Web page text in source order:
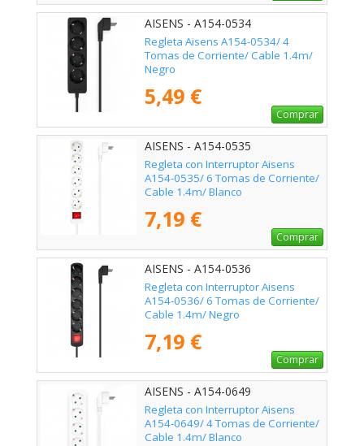
AISENS - A154-0534
Regleta Aisens A154-0534/ 4
Tomas de Corriente/ Cable 1.4m/
Negro
5,49 €
Comprar
AISENS - A154-0535
Regleta con Interruptor Aisens
A154-0535/ 6 Tomas de Corriente/
Cable 1.4m/ Blanco
7,19 €
Comprar
AISENS - A154-0536
Regleta con Interruptor Aisens
A154-0536/ 6 Tomas de Corriente/
Cable 1.4m/ Negro
7,19 €
Comprar
AISENS - A154-0649
Regleta con Interruptor Aisens
A154-0649/ 4 Tomas de Corriente/
Cable 1.4m/ Blanco